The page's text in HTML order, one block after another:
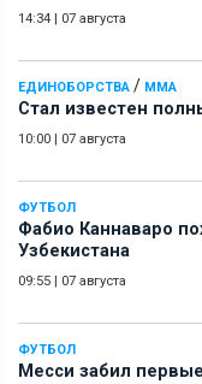
14:34 | 07 августа
ЕДИНОБОРСТВА / ММА
Стал известен
10:00 | 07 августа
ФУТБОЛ
Фабио Каннаваро
Узбекистана
09:55 | 07 августа
ФУТБОЛ
Месси забил